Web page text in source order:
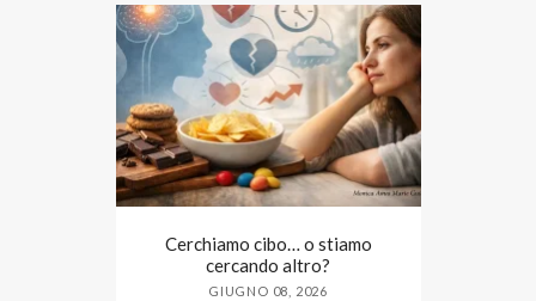
Cerchiamo cibo… o stiamo
cercando altro?
GIUGNO 08, 2026